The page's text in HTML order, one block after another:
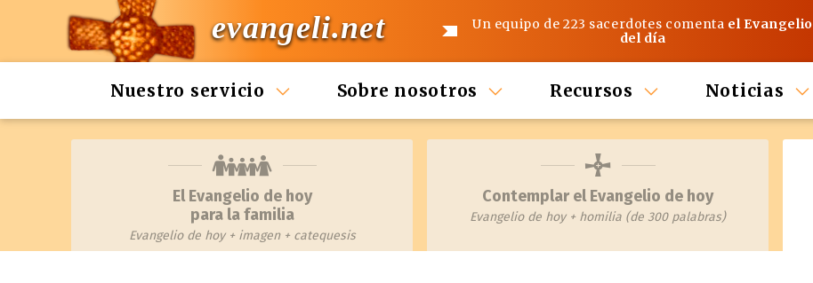
evangeli.net Un equipo de 223 sacerdotes comenta el Evangelio
del día
Nuestro servicio Sobre nosotros Recursos Noticias
El Evangelio de hoy
para la familia
Evangelio de hoy + imagen + catequesis
Contemplar el Evangelio de hoy
Evangelio de hoy + homilia (de 300 palabras)